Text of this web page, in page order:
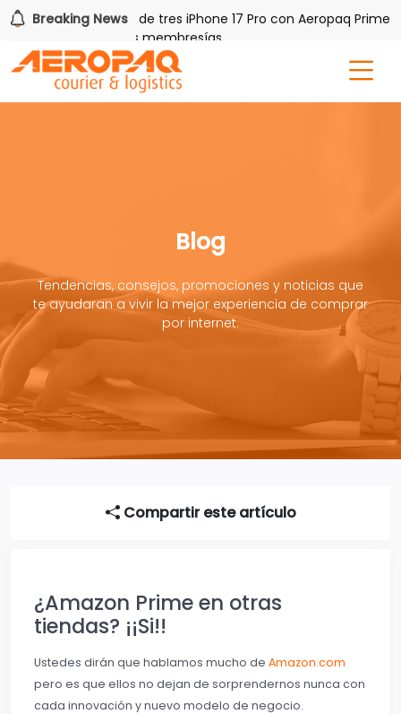
Breaking News
Gana uno de tres iPhone 17 Pro con Aeropaq Prime
tres meses nuevas membresías
Blog
Tendencias, consejos, promociones y noticias que
te ayudaran a vivir la mejor experiencia de comprar
por internet.
Compartir este artículo
¿Amazon Prime en otras
tiendas? ¡¡Si!!
Ustedes dirán que hablamos mucho de Amazon.com
pero es que ellos no dejan de sorprendernos nunca con
cada innovación y nuevo modelo de negocio.